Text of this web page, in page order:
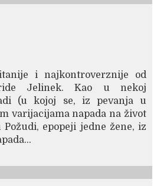
i najkontroverznije od
Jelinek. Kao u nekoj
(u kojoj se, iz pevanja u
varijacijama napada na život
epopeji jedne žene, iz